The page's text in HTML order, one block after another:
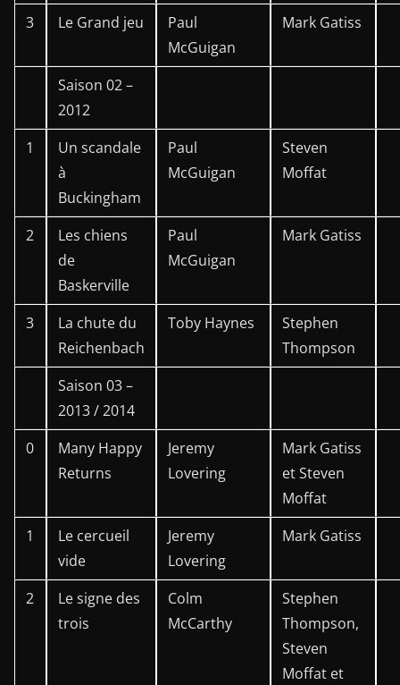
3
Le Grand jeu
Paul
McGuigan
Mark Gatiss
Saison 02 –
2012
1
Un scandale
à
Buckingham
Paul
McGuigan
Steven
Moffat
2
Les chiens
de
Baskerville
Paul
McGuigan
Mark Gatiss
3
La chute du
Reichenbach
Toby Haynes
Stephen
Thompson
Saison 03 –
2013 / 2014
0
Many Happy
Returns
Jeremy
Lovering
Mark Gatiss
et Steven
Moffat
1
Le cercueil
vide
Jeremy
Lovering
Mark Gatiss
2
Le signe des
trois
Colm
McCarthy
Stephen
Thompson,
Steven
Moffat et